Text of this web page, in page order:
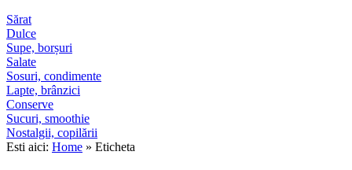
Sărat
Dulce
Supe, borșuri
Salate
Sosuri, condimente
Lapte, brânzici
Conserve
Sucuri, smoothie
Nostalgii, copilării
Esti aici: Home » Eticheta